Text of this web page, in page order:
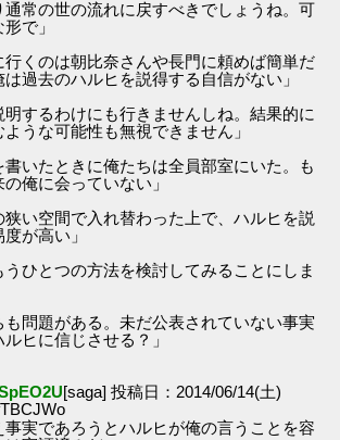
の世の流れに戻すべきでしょうね。可
で」
行くのは朝比奈さんや長門に頼めば簡単だ
過去のハルヒを説得する自信がない」
するわけにも行きませんしね。結果的に
うな可能性も無視できません」
書いたときに俺たちは全員部室にいた。も
俺に会っていない」
間で入れ替わった上で、ハルヒを説
が高い」
ひとつの方法を検討してみることにしま
も問題がある。未だ公表されていない事実
ヒに信じさせる？」
[saga] 投稿日：2014/06/14(土)
事実であろうとハルヒが俺の言うことを容